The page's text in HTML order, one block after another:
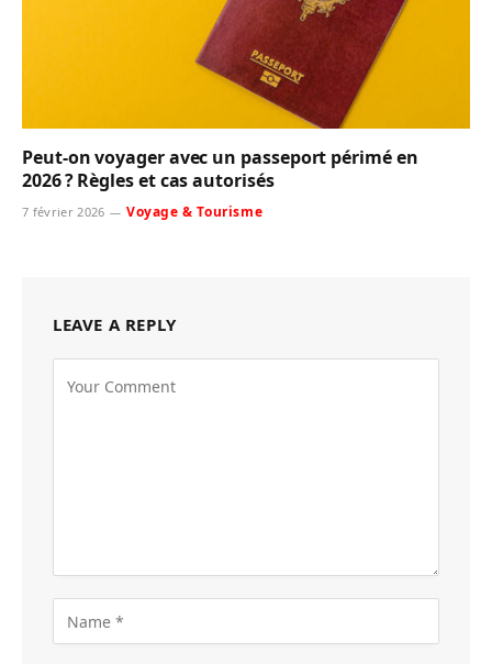
Peut-on voyager avec un passeport périmé en
2026 ? Règles et cas autorisés
7 février 2026 Voyage & Tourisme
LEAVE A REPLY